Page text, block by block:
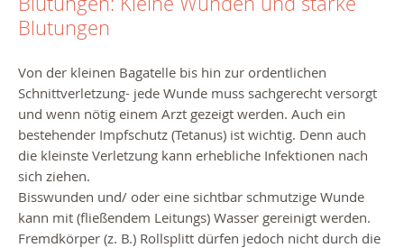
Blutungen
Von der kleinen Bagatelle bis hin zur ordentlichen
Schnittverletzung- jede Wunde muss sachgerecht versorgt
und wenn nötig einem Arzt gezeigt werden. Auch ein
bestehender Impfschutz (Tetanus) ist wichtig. Denn auch
die kleinste Verletzung kann erhebliche Infektionen nach
sich ziehen.
Bisswunden und/ oder eine sichtbar schmutzige Wunde
kann mit (fließendem Leitungs) Wasser gereinigt werden.
Fremdkörper (z. B.) Rollsplitt dürfen jedoch nicht durch die